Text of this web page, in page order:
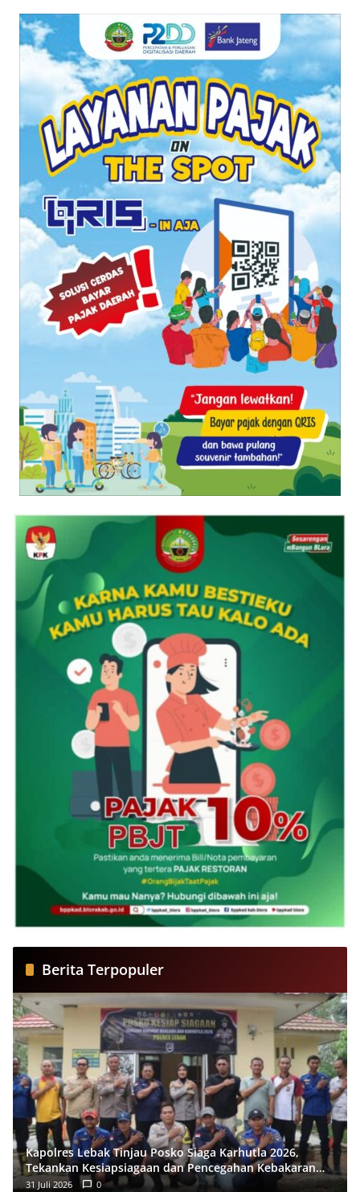
Berita Terpopuler
Kapolres Lebak Tinjau Posko Siaga Karhutla 2026,
Tekankan Kesiapsiagaan dan Pencegahan Kebakaran
Hutan
31 Juli 2026 0